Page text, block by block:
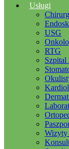
Usługi
USG
RTG
Szpital
Wizyty